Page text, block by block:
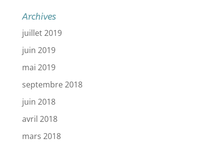
Archives
juillet 2019
juin 2019
mai 2019
septembre 2018
juin 2018
avril 2018
mars 2018